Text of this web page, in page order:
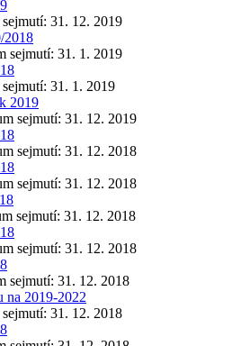
31. 12. 2019
2018
sejmutí: 31. 1. 2019
31. 1. 2019
2019
sejmutí: 31. 12. 2019
sejmutí: 31. 12. 2018
sejmutí: 31. 12. 2018
sejmutí: 31. 12. 2018
sejmutí: 31. 12. 2018
sejmutí: 31. 12. 2018
na 2019-2022
31. 12. 2018